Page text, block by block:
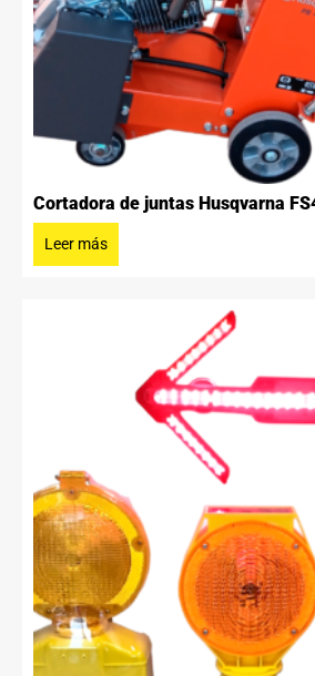
Cortadora de juntas Husqvarna
Leer más